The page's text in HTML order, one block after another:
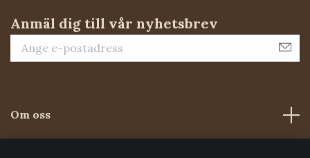
Anmäl dig till vår nyhetsbrev
Om oss